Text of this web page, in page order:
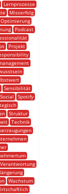
Lernprozesse
Misserfolg
Optimierung
Podcast
Projekt
Sensibilität
Sozial
Spotify
Struktur
Technik
Verantwortung
Wachstum